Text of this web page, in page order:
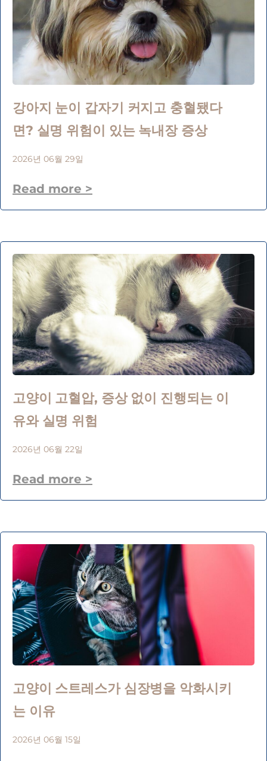
강아지 눈이 갑자기 커지고 충혈됐다
면? 실명 위험이 있는 녹내장 증상
2026년 06월 29일
Read more >
고양이 고혈압, 증상 없이 진행되는 이
유와 실명 위험
2026년 06월 22일
Read more >
고양이 스트레스가 심장병을 악화시키
는 이유
2026년 06월 15일